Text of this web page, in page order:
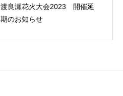
渡良瀬花火大会2023 開催延
期のお知らせ